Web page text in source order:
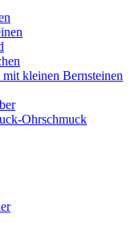
kleinen Bernsteinen
Ohrschmuck